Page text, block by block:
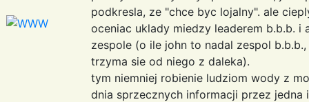
podkresla, ze "chce byc lojalny". ale
oceniac uklady miedzy leaderem b.b.b.
zespole (o ile john to nadal zespol
trzyma sie od niego z daleka).
tym niemniej robienie ludziom wody z
dnia sprzecznych informacji przez